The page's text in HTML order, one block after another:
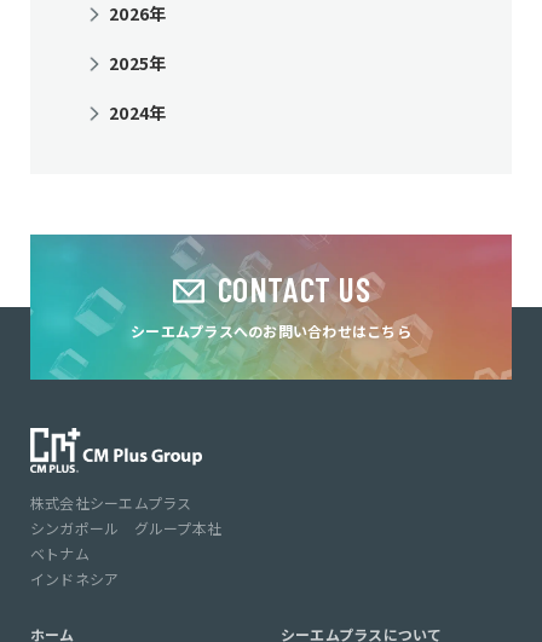
2026年
2025年
2024年
CONTACT US
シーエムプラスへのお問い合わせはこちら
株式会社シーエムプラス
シンガポール グループ本社
ベトナム
インドネシア
ホーム シーエムプラスについて